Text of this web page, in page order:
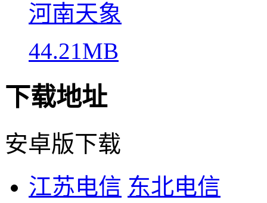
河南天象
44.21MB
下载地址
安卓版下载
江苏电信 东北电信